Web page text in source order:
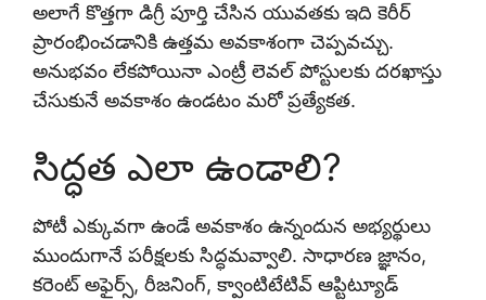
అలాగే కొత్తగా డిగ్రీ పూర్తి చేసిన యువతకు ఇది కెరీర్
ప్రారంభించడానికి ఉత్తమ అవకాశంగా చెప్పవచ్చు.
అనుభవం లేకపోయినా ఎంట్రీ లెవల్ పోస్టులకు దరఖాస్తు
చేసుకునే అవకాశం ఉండటం మరో ప్రత్యేకత.
సిద్ధత ఎలా ఉండాలి?
పోటీ ఎక్కువగా ఉండే అవకాశం ఉన్నందున అభ్యర్థులు
ముందుగానే పరీక్షలకు సిద్ధమవ్వాలి. సాధారణ జ్ఞానం,
కరెంట్ అఫైర్స్, రీజనింగ్, క్వాంటిటేటివ్ ఆప్టిట్యూడ్